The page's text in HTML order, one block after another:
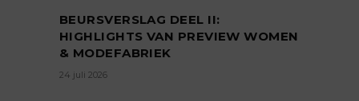
BEURSVERSLAG DEEL II:
HIGHLIGHTS VAN PREVIEW WOMEN
& MODEFABRIEK
24 juli 2026